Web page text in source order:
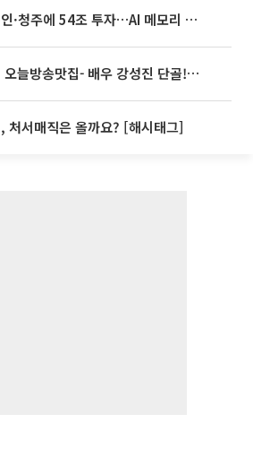
SK하이닉스, 용인·청주에 54조 투자…AI 메모리 생산기지 키운다
'2TV 생생정보' 오늘방송맛집- 배우 강성진 단골! 쌀국수ㆍ푸팟퐁 커리 맛집 '블○○○'
처서매직은 올까요? [해시태그]